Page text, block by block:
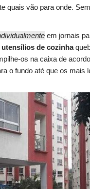
quais vão para onde.
em jornais
utensílios de cozinha
os na caixa de
o fundo até que os mais